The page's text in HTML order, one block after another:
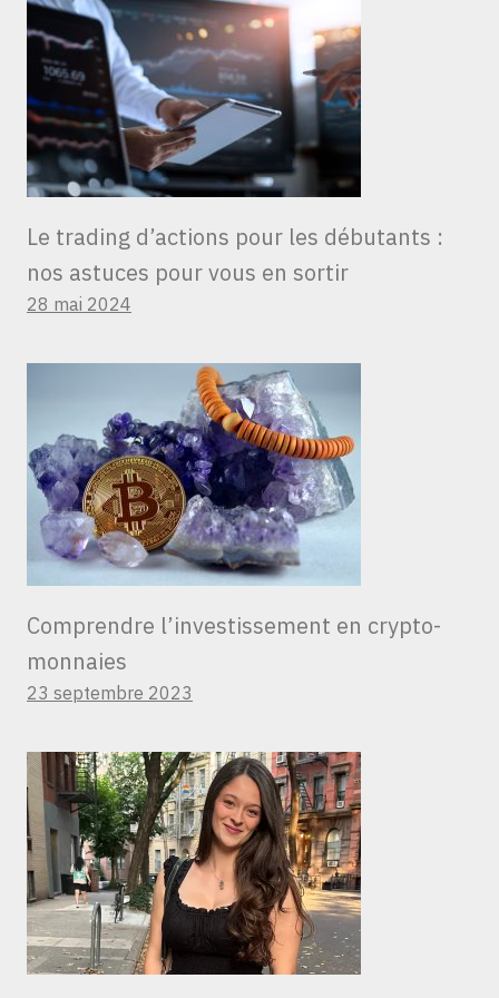
Le trading d’actions pour les débutants :
nos astuces pour vous en sortir
28 mai 2024
Comprendre l’investissement en crypto-
monnaies
23 septembre 2023